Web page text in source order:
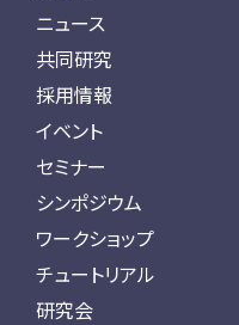
ニュース
共同研究
採用情報
イベント
セミナー
シンポジウム
ワークショップ
チュートリアル
研究会